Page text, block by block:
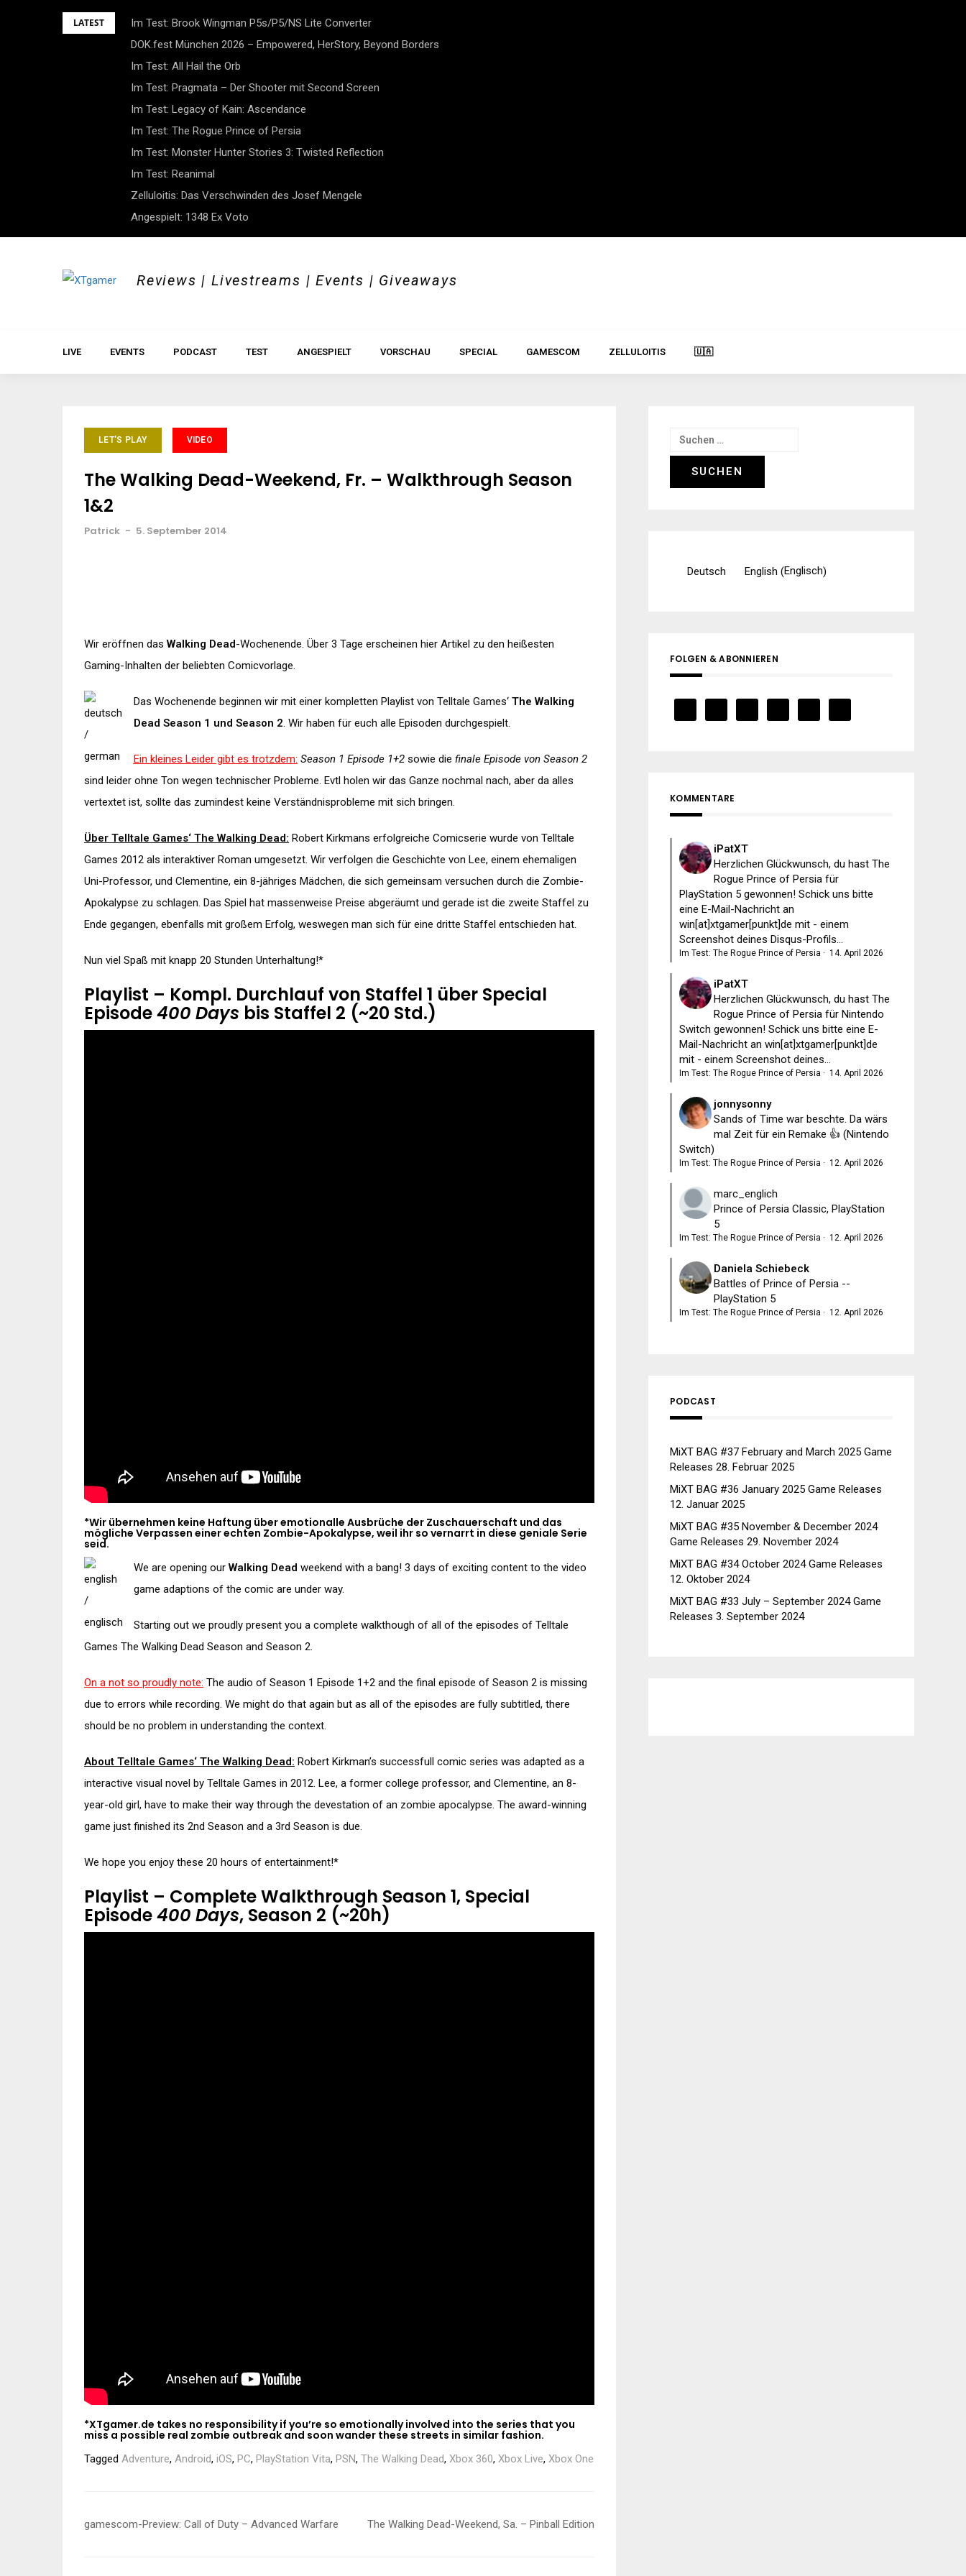
LATEST
Im Test: Brook Wingman P5s/P5/NS Lite Converter
DOK.fest München 2026 – Empowered, HerStory, Beyond Borders
Im Test: All Hail the Orb
Im Test: Pragmata – Der Shooter mit Second Screen
Im Test: Legacy of Kain: Ascendance
Im Test: The Rogue Prince of Persia
Im Test: Monster Hunter Stories 3: Twisted Reflection
Im Test: Reanimal
Zelluloitis: Das Verschwinden des Josef Mengele
Angespielt: 1348 Ex Voto
Reviews | Livestreams | Events | Giveaways
LIVE EVENTS PODCAST TEST ANGESPIELT VORSCHAU SPECIAL GAMESCOM ZELLULOITIS 🇺🇦
LET'S PLAY VIDEO
The Walking Dead-Weekend, Fr. – Walkthrough Season
1&2
Patrick - 5. September 2014
Wir eröffnen dasWalking Dead-Wochenende. Über 3 Tage erscheinen hier Artikel zu den heißesten
Gaming-Inhalten der beliebten Comicvorlage.
Das Wochenende beginnen wir mit einer kompletten Playlist von Telltale Games‘ The Walking
Dead Season 1 und Season 2. Wir haben für euch alle Episoden durchgespielt.
Ein kleines Leider gibt es trotzdem: Season 1 Episode 1+2sowie die finale Episode von Season 2
sind leider ohne Ton wegen technischer Probleme. Evtl holen wir das Ganze nochmal nach, aber da alles
vertextet ist, sollte das zumindest keine Verständnisprobleme mit sich bringen.
Über Telltale Games‘ The Walking Dead: Robert Kirkmans erfolgreiche Comicserie wurde von Telltale
Games 2012 als interaktiver Roman umgesetzt. Wir verfolgen die Geschichte von Lee, einem ehemaligen
Uni-Professor, und Clementine, ein 8-jähriges Mädchen, die sich gemeinsam versuchen durch die Zombie-
Apokalypse zu schlagen. Das Spiel hat massenweise Preise abgeräumt und gerade ist die zweite Staffel zu
Ende gegangen, ebenfalls mit großem Erfolg, weswegen man sich für eine dritte Staffel entschieden hat.
Nun viel Spaß mit knapp 20 Stunden Unterhaltung!*
Playlist – Kompl. Durchlauf von Staffel 1 über Special
Episode400 Days bis Staffel 2 (~20 Std.)
*Wir übernehmen keine Haftung über emotionalle Ausbrüche der Zuschauerschaft und das
mögliche Verpassen einer echten Zombie-Apokalypse, weil ihr so vernarrt in diese geniale Serie
seid.
We are opening ourWalking Dead weekend with a bang! 3 days of exciting content to the video
game adaptions of the comic are under way.
Starting out we proudly present you a complete walkthough of all of the episodes of Telltale
Games The Walking Dead Season and Season 2.
On a not so proudly note: The audio of Season 1 Episode 1+2 and the final episode of Season 2 is missing
due to errors while recording. We might do that again but as all of the episodes are fully subtitled, there
should be no problem in understanding the context.
About Telltale Games‘ The Walking Dead: Robert Kirkman’s successfull comic series was adapted as a
interactive visual novel by Telltale Games in 2012. Lee, a former college professor, and Clementine, an 8-
year-old girl, have to make their way through the devestation of an zombie apocalypse. The award-winning
game just finished its 2nd Season and a 3rd Season is due.
We hope you enjoy these 20 hours of entertainment!*
Playlist – Complete Walkthrough Season 1, Special
Episode400 Days, Season 2 (~20h)
*XTgamer.de takes no responsibility if you’re so emotionally involved into the series that you
miss a possible real zombie outbreak and soon wander these streets in similar fashion.
Tagged Adventure, Android, iOS, PC, PlayStation Vita, PSN, The Walking Dead, Xbox 360, Xbox Live, Xbox One
Beitragsnavigation
gamescom-Preview: Call of Duty – Advanced Warfare The Walking Dead-Weekend, Sa. – Pinball Edition
Suchen
nach:
Deutsch English (Englisch)
FOLGEN & ABONNIEREN
KOMMENTARE
iPatXT
Herzlichen Glückwunsch, du hast The
Rogue Prince of Persia für
PlayStation 5 gewonnen! Schick uns bitte
eine E-Mail-Nachricht an
win[at]xtgamer[punkt]de mit - einem
Screenshot deines Disqus-Profils...
Im Test: The Rogue Prince of Persia · 14. April 2026
iPatXT
Herzlichen Glückwunsch, du hast The
Rogue Prince of Persia für Nintendo
Switch gewonnen! Schick uns bitte eine E-
Mail-Nachricht an win[at]xtgamer[punkt]de
mit - einem Screenshot deines...
Im Test: The Rogue Prince of Persia · 14. April 2026
jonnysonny
Sands of Time war beschte. Da wärs
mal Zeit für ein Remake 👍 (Nintendo
Switch)
Im Test: The Rogue Prince of Persia · 12. April 2026
marc_englich
Prince of Persia Classic, PlayStation
5
Im Test: The Rogue Prince of Persia · 12. April 2026
Daniela Schiebeck
Battles of Prince of Persia --
PlayStation 5
Im Test: The Rogue Prince of Persia · 12. April 2026
PODCAST
MiXT BAG #37 February and March 2025 Game
Releases 28. Februar 2025
MiXT BAG #36 January 2025 Game Releases
12. Januar 2025
MiXT BAG #35 November & December 2024
Game Releases 29. November 2024
MiXT BAG #34 October 2024 Game Releases
12. Oktober 2024
MiXT BAG #33 July – September 2024 Game
Releases 3. September 2024